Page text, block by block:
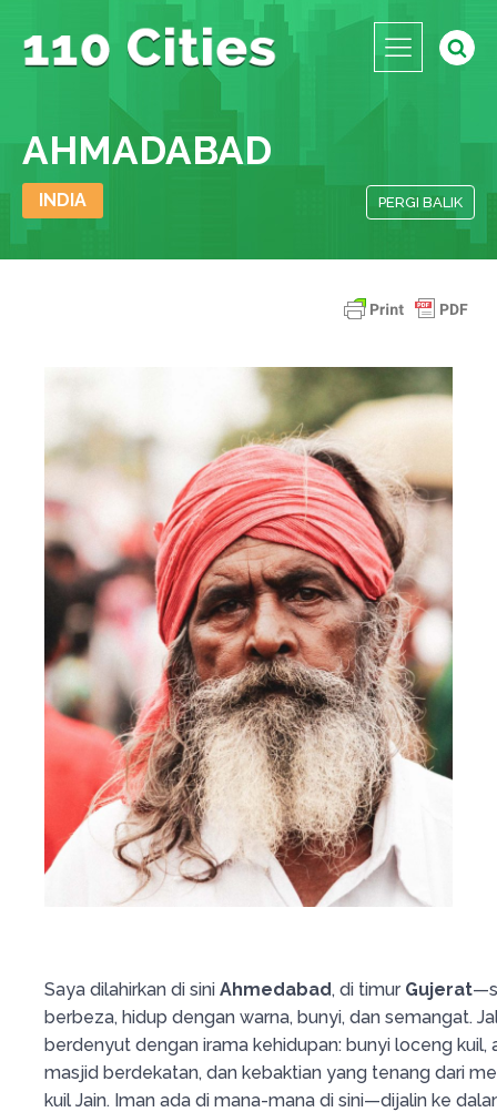
AHMADABAD
INDIA PERGI BALIK
Saya dilahirkan di sini Ahmedabad, di timur Gujerat
berbeza, hidup dengan warna, bunyi, dan semangat.
berdenyut dengan irama kehidupan: bunyi loceng kuil,
masjid berdekatan, dan kebaktian yang tenang dari
kuil Jain. Iman ada di mana-mana di sini—dijalin ke